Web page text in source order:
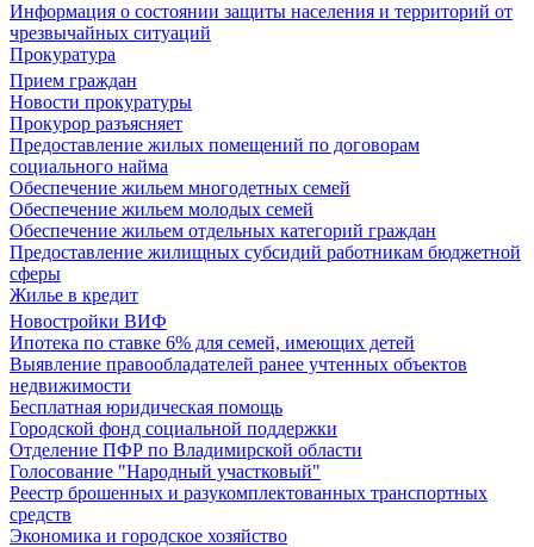
Информация о состоянии защиты населения и территорий от
чрезвычайных ситуаций
Прокуратура
Прием граждан
Новости прокуратуры
Прокурор разъясняет
Предоставление жилых помещений по договорам
социального найма
Обеспечение жильем многодетных семей
Обеспечение жильем молодых семей
Обеспечение жильем отдельных категорий граждан
Предоставление жилищных субсидий работникам бюджетной
сферы
Жилье в кредит
Новостройки ВИФ
Ипотека по ставке 6% для семей, имеющих детей
Выявление правообладателей ранее учтенных объектов
недвижимости
Бесплатная юридическая помощь
Городской фонд социальной поддержки
Отделение ПФР по Владимирской области
Голосование "Народный участковый"
Реестр брошенных и разукомплектованных транспортных
средств
Экономика и городское хозяйство